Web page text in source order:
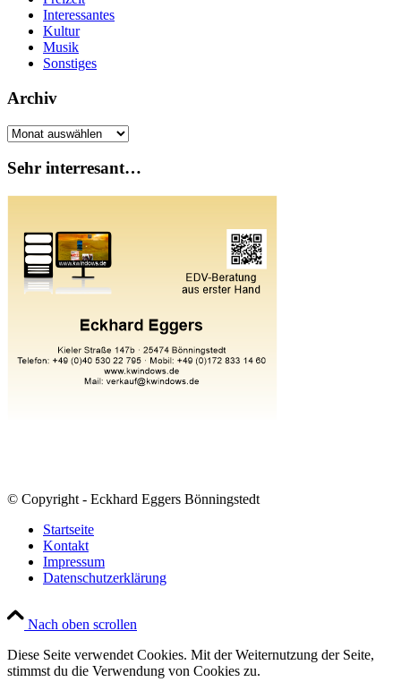
Interessantes
Kultur
Musik
Sonstiges
Archiv
Archiv
Sehr interresant…
© Copyright - Eckhard Eggers Bönningstedt
Startseite
Kontakt
Impressum
Datenschutzerklärung
Nach oben scrollen
Diese Seite verwendet Cookies. Mit der Weiternutzung der Seite,
stimmst du die Verwendung von Cookies zu.